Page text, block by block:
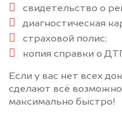
свидетельство о
диагностическая
страховой полис;
копия справки о
Если у вас нет всех
сделают всё
максимально быстро!